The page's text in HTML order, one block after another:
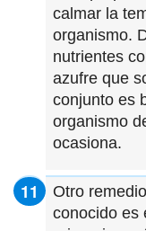
calmar la
organismo.
nutrientes
azufre que
conjunto es
organismo
ocasiona.
Otro
conocido es